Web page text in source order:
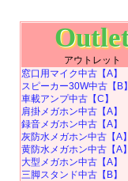
アウトレット
窓口用マイク中古【A】
スピーカー30W中古【B】
車載アンプ中古【C】
肩掛メガホン中古【A】
録音メガホン中古【A】
灰防水メガホン中古【A】
黄防水メガホン中古【A】
大型メガホン中古【A】
三脚スタンド中古【B】